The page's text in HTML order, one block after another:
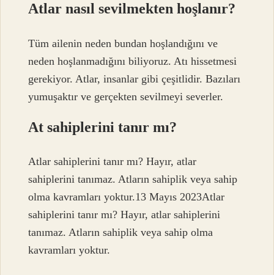
Atlar nasıl sevilmekten hoşlanır?
Tüm ailenin neden bundan hoşlandığını ve
neden hoşlanmadığını biliyoruz. Atı hissetmesi
gerekiyor. Atlar, insanlar gibi çeşitlidir. Bazıları
yumuşaktır ve gerçekten sevilmeyi severler.
At sahiplerini tanır mı?
Atlar sahiplerini tanır mı? Hayır, atlar
sahiplerini tanımaz. Atların sahiplik veya sahip
olma kavramları yoktur.13 Mayıs 2023Atlar
sahiplerini tanır mı? Hayır, atlar sahiplerini
tanımaz. Atların sahiplik veya sahip olma
kavramları yoktur.